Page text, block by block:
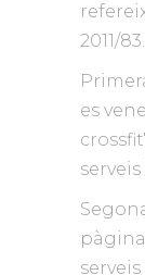
2011/83.
es